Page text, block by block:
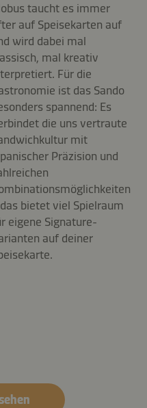
taucht es immer
auf Speisekarten auf
wird dabei mal
mal kreativ
Für die
ist das Sando
spannend: Es
die uns vertraute
mit
Präzision und
bietet viel Spielraum
eigene Signature-
auf deiner